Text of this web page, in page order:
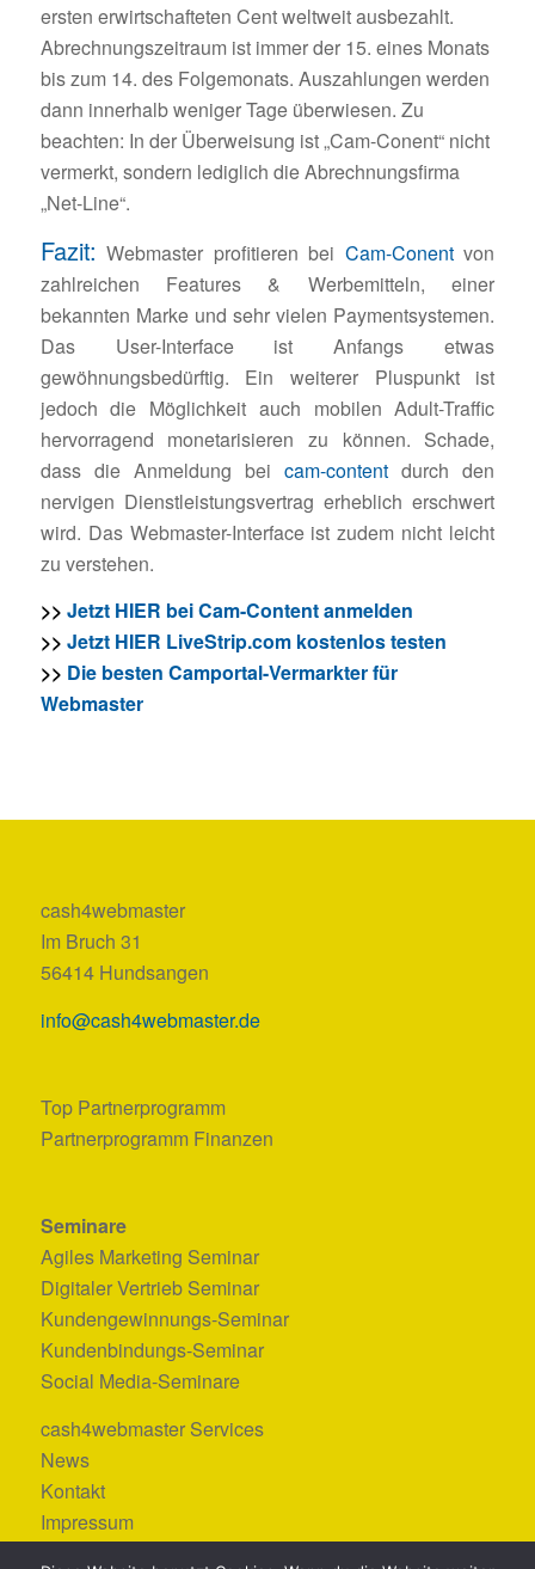
ersten erwirtschafteten Cent weltweit ausbezahlt.
Abrechnungszeitraum ist immer der 15. eines Monats
bis zum 14. des Folgemonats. Auszahlungen werden
dann innerhalb weniger Tage überwiesen. Zu
beachten: In der Überweisung ist „Cam-Conent“ nicht
vermerkt, sondern lediglich die Abrechnungsfirma
„Net-Line“.
Fazit: Webmaster profitieren bei Cam-Conentvon
zahlreichen Features & Werbemitteln, einer
bekannten Marke und sehr vielen Paymentsystemen.
Das User-Interface ist Anfangs etwas
gewöhnungsbedürftig. Ein weiterer Pluspunkt ist
jedoch die Möglichkeit auch mobilen Adult-Traffic
hervorragend monetarisieren zu können. Schade,
dass die Anmeldung beicam-content durch den
nervigen Dienstleistungsvertrag erheblich erschwert
wird. Das Webmaster-Interface ist zudem nicht leicht
zu verstehen.
>> Jetzt HIER bei Cam-Content anmelden
>> Jetzt HIER LiveStrip.com kostenlos testen
>> Die besten Camportal-Vermarkter für
Webmaster
cash4webmaster
Im Bruch 31
56414 Hundsangen
info@cash4webmaster.de
Top Partnerprogramm
Partnerprogramm Finanzen
Seminare
Agiles Marketing Seminar
Digitaler Vertrieb Seminar
Kundengewinnungs-Seminar
Kundenbindungs-Seminar
Social Media-Seminare
cash4webmaster Services
News
Kontakt
Impressum